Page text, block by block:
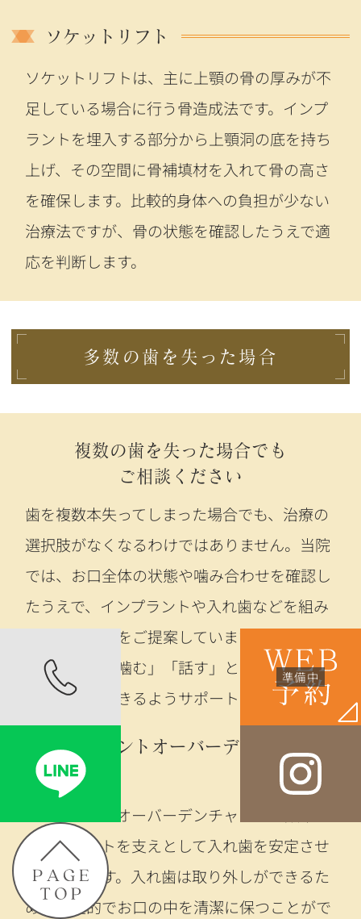
ソケットリフト
ソケットリフトは、主に上顎の骨の厚みが不
足している場合に行う骨造成法です。インプ
ラントを埋入する部分から上顎洞の底を持ち
上げ、その空間に骨補填材を入れて骨の高さ
を確保します。比較的身体への負担が少ない
治療法ですが、骨の状態を確認したうえで適
応を判断します。
多数の歯を失った場合
複数の歯を失った場合でも
ご相談ください
歯を複数本失ってしまった場合でも、治療の
選択肢がなくなるわけではありません。当院
では、お口全体の状態や噛み合わせを確認し
たうえで、インプラントや入れ歯などを組み
合わせた治療をご提案しています。見た目だ
けでなく、「噛む」「話す」といった日常の
機能を回復できるようサポートします。
インプラントオーバーデンチャ
ー
インプラントオーバーデンチャーは、数本の
インプラントを支えとして入れ歯を安定させ
る治療法です。入れ歯は取り外しができるた
め、衛生的でお口の中を清潔に保つことがで